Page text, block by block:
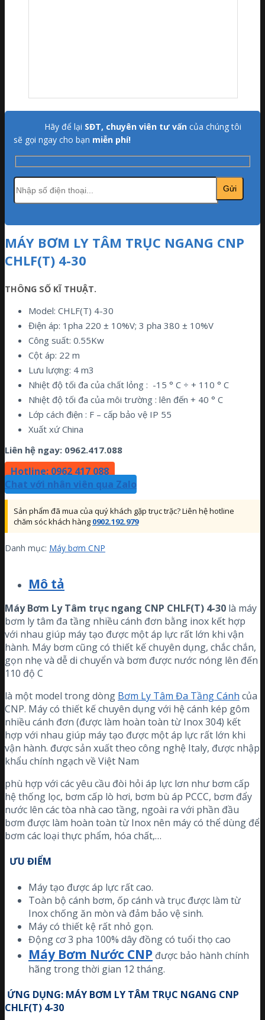
Hãy để lại SĐT, chuyên viên tư vấn của chúng tôi
sẽ gọi ngay cho bạn miễn phí!
MÁY BƠM LY TÂM TRỤC NGANG CNP
CHLF(T) 4-30
THÔNG SỐ KĨ THUẬT.
Model: CHLF(T) 4-30
Điện áp: 1pha 220 ± 10%V; 3 pha 380 ± 10%V
Công suất: 0.55Kw
Cột áp: 22 m
Lưu lượng: 4 m3
Nhiệt độ tối đa của chất lỏng : -15 ° C ÷ + 110 ° C
Nhiệt độ tối đa của môi trường : lên đến + 40 ° C
Lớp cách điện : F – cấp bảo vệ IP 55
Xuất xứ China
Liên hệ ngay: 0962.417.088
Hotline: 0962 417 088
Chat với nhân viên qua Zalo
Sản phẩm đã mua của quý khách gặp trục trặc? Liên hệ hotline
chăm sóc khách hàng 0902.192.979
Danh mục: Máy bơm CNP
Mô tả
Máy Bơm Ly Tâm trục ngang CNP CHLF(T) 4-30 là máy
bơm ly tâm đa tầng nhiều cánh đơn bằng inox kết hợp
với nhau giúp máy tạo được một áp lực rất lớn khi vận
hành. Máy bơm cũng có thiết kế chuyên dụng, chắc chắn,
gọn nhẹ và dễ di chuyển và bơm được nước nóng lên đến
110 độ C
là một model trong dòng Bơm Ly Tâm Đa Tầng Cánh của
CNP. Máy có thiết kế chuyên dụng với hệ cánh kép gôm
nhiều cánh đơn (được làm hoàn toàn từ Inox 304) kết
hợp với nhau giúp máy tạo được một áp lực rất lớn khi
vận hành. được sản xuất theo công nghệ Italy, được nhập
khẩu chính ngạch về Việt Nam
phù hợp với các yêu cầu đòi hỏi áp lực lơn như bơm cấp
hệ thống lọc, bơm cấp lò hơi, bơm bù áp PCCC, bơm đẩy
nước lên các tòa nhà cao tầng, ngoài ra với phần đầu
bơm được làm hoàn toàn từ Inox nên máy có thể dùng để
bơm các loại thực phẩm, hóa chất,…
ƯU ĐIỂM
Máy tạo được áp lực rất cao.
Toàn bộ cánh bơm, ốp cánh và trục được làm từ
Inox chống ăn mòn và đảm bảo vệ sinh.
Máy có thiết kệ rất nhỏ gọn.
Động cơ 3 pha 100% dây đồng có tuổi thọ cao
Máy Bơm Nước CNP được bảo hành chính
hãng trong thời gian 12 tháng.
ỨNG DỤNG: MÁY BƠM LY TÂM TRỤC NGANG CNP
CHLF(T) 4-30